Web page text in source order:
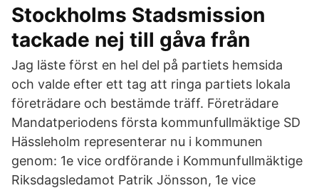
Stockholms Stadsmission
tackade nej till gåva från
Jag läste först en hel del på partiets hemsida
och valde efter ett tag att ringa partiets lokala
företrädare och bestämde träff. Företrädare
Mandatperiodens första kommunfullmäktige SD
Hässleholm representerar nu i kommunen
genom: 1e vice ordförande i Kommunfullmäktige
Riksdagsledamot Patrik Jönsson, 1e vice